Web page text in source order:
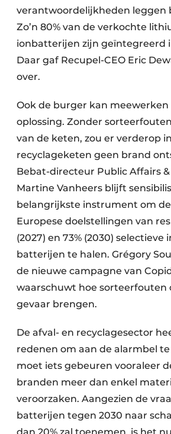
verantwoordelijkheden leggen
Zo’n 80% van de verkochte
ionbatterijen zijn geïntegreerd
Daar gaf Recupel-CEO Eric
over.
Ook de burger kan meewerken
oplossing. Zonder
van de keten, zou er verderop
recyclageketen geen brand
Bebat-directeur Public Affairs
Martine Vanheers blijft
belangrijkste instrument om
Europese doelstellingen van
(2027) en 73% (2030) selectieve
batterijen te halen. Grégory
de nieuwe campagne van
waarschuwt hoe sorteerfouten
gevaar brengen.
De afval- en recyclagesector
redenen om aan de alarmbel
moet iets gebeuren vooraleer
branden meer dan enkel
veroorzaken. Aangezien de
batterijen tegen 2030 naar